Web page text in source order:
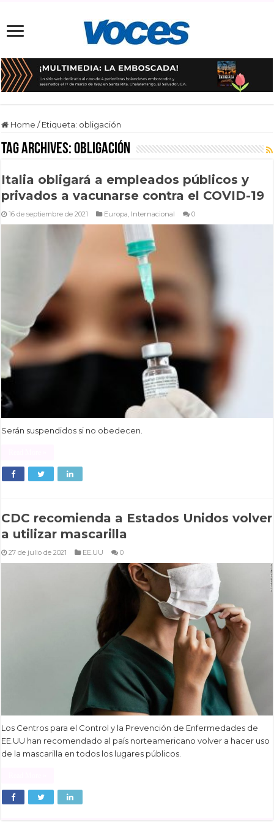
Home / Etiqueta: obligación
Tag Archives:obligación
Italia obligará a empleados públicos y
privados a vacunarse contra el COVID-19
16 de septiembre de 2021 Europa, Internacional 0
Serán suspendidos si no obedecen.
CDC recomienda a Estados Unidos volver
a utilizar mascarilla
27 de julio de 2021 EE.UU 0
Los Centros para el Control y la Prevención de Enfermedades de
EE.UU han recomendado al país norteamericano volver a hacer uso
de la mascarilla en todos los lugares públicos.